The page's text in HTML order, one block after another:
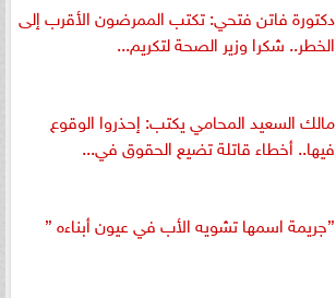
دكتورة فاتن فتحي: تكتب الممرضون الأقرب إلى
الخطر.. شكرا وزير الصحة لتكريم...
مالك السعيد المحامي يكتب: إحذروا الوقوع
فيها.. أخطاء قاتلة تضيع الحقوق في...
”جريمة اسمها تشويه الأب في عيون أبناءه ”